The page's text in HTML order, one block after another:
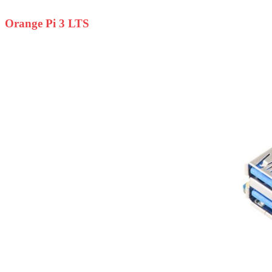
Orange Pi 3 LTS